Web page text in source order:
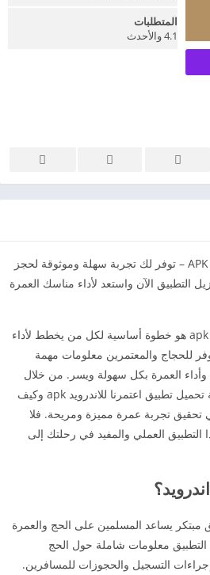
المتطلبات
4.1 والأحدث
تحميل تطبيق اعتمرنا للأندرويد APK – توفر لك تجربة سهلة وموثوقة لحجز
التطبيق الآن واستعد لأداء مناسك العمرة
تحميل تطبيق اعتمرنا للاندرويد apk هو خطوة أساسية لكل من يخطط لأداء
للحجاج والمعتمرين معلومات مهمة
العمرة بكل سهولة ويسر. من خلال
هذا المقال سنتعرف على كيفية تحميل تطبيق اعتمرنا للاندرويد apk وكيف
تحقيق تجربة عمرة مميزة ومريحة. فلا
التطبيق العملي والمفيد في رحلتك إلى
مبتكر يساعد المسلمين على الحج والعمرة
معلومات شاملة حول الحج
التسجيل والحجوزات للمسافرين.